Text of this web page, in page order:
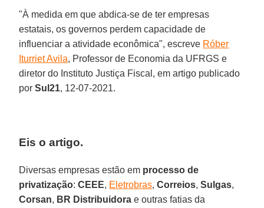
"À medida em que abdica-se de ter empresas
estatais, os governos perdem capacidade de
influenciar a atividade econômica", escreve Róber
Iturriet Avila, Professor de Economia da UFRGS e
diretor do Instituto Justiça Fiscal, em artigo publicado
porSul21, 12-07-2021.
Eis o artigo.
Diversas empresas estão em processo de
privatização:CEEE, Eletrobras,Correios,Sulgas,
Corsan, BR Distribuidora e outras fatias da